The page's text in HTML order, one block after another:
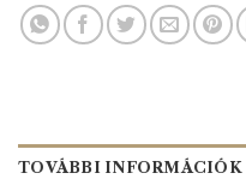
TOVÁBBI INFORMÁCIÓK